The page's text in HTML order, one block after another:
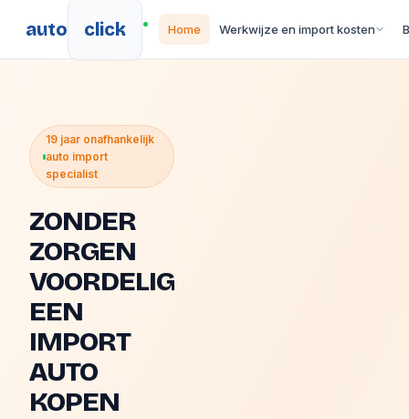
auto click Home Werkwijze en import kosten
19 jaar onafhankelijk
auto import
specialist
ZONDER
ZORGEN
VOORDELIG
EEN
IMPORT
AUTO
KOPEN